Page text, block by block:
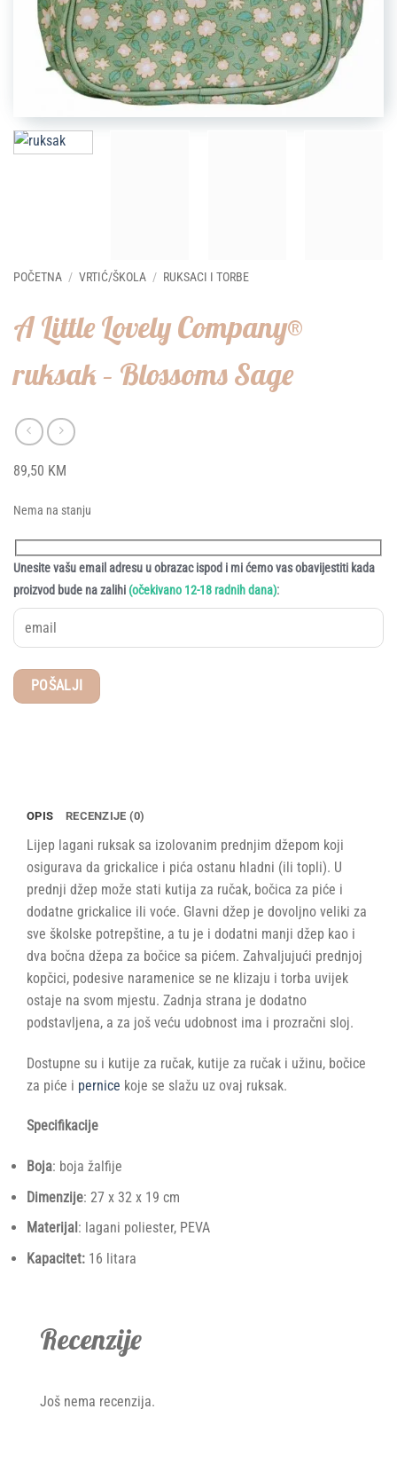
POČETNA / VRTIĆ/ŠKOLA / RUKSACI I TORBE
A Little Lovely Company®
ruksak – Blossoms Sage
89,50 KM
Nema na stanju
Unesite vašu email adresu u obrazac ispod i mi ćemo vas obavijestiti kada
proizvod bude na zalihi (očekivano 12-18 radnih dana):
OPIS RECENZIJE (0)
Lijep lagani ruksak sa izolovanim prednjim džepom koji
osigurava da grickalice i pića ostanu hladni (ili topli). U
prednji džep može stati kutija za ručak, bočica za piće i
dodatne grickalice ili voće. Glavni džep je dovoljno veliki za
sve školske potrepštine, a tu je i dodatni manji džep kao i
dva bočna džepa za bočice sa pićem. Zahvaljujući prednjoj
kopčici, podesive naramenice se ne klizaju i torba uvijek
ostaje na svom mjestu. Zadnja strana je dodatno
podstavljena, a za još veću udobnost ima i prozračni sloj.
Dostupne su i kutije za ručak, kutije za ručak i užinu, bočice
za piće i pernice koje se slažu uz ovaj ruksak.
Specifikacije
Boja: boja žalfije
Dimenzije: 27 x 32 x 19 cm
Materijal : lagani poliester, PEVA
Kapacitet: 16 litara
Recenzije
Još nema recenzija.